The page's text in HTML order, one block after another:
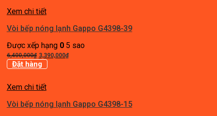
11,100,000₫.
Xem chi tiết
Vòi bếp nóng lạnh Gappo G4398-39
Được xếp hạng 05 sao
6,400,000₫ Giá
gốc
6,400,000₫.
3,390,000₫Giá
Đặt hàng
Xem chi tiết
Vòi bếp nóng lạnh Gappo G4398-15